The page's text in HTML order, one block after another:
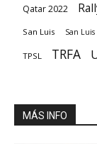
Qatar 2022
San Luis San Luis
TPSL TRFA
MÁS INFO